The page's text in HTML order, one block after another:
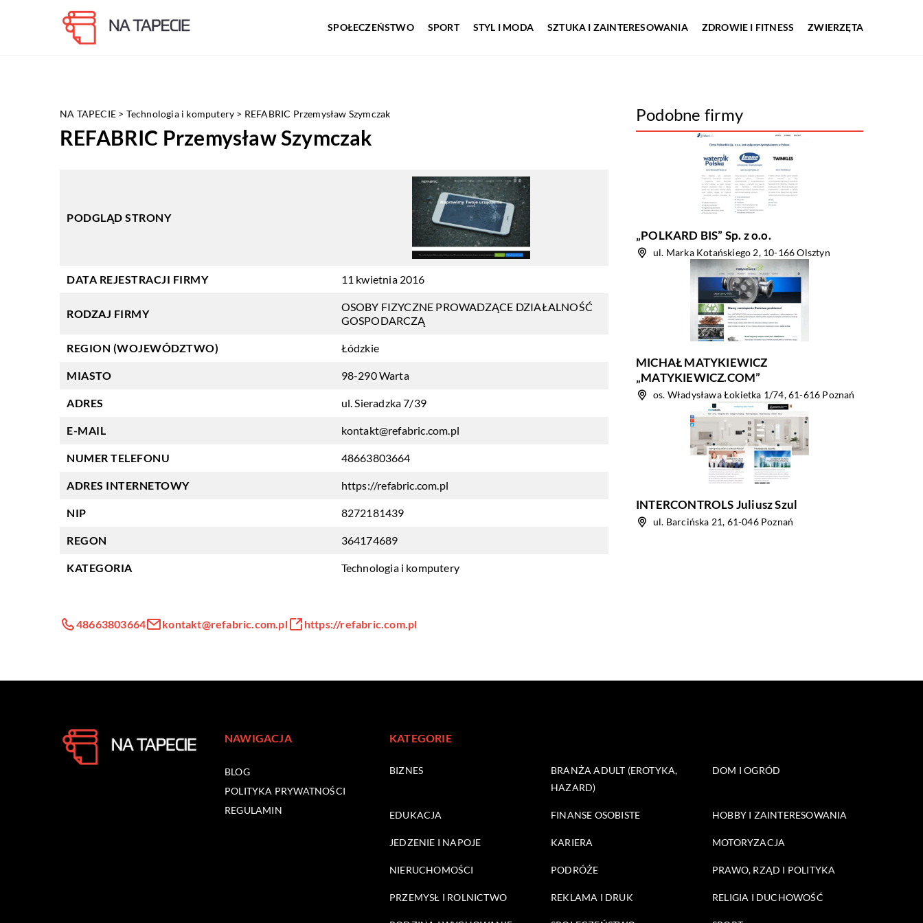
SPOŁECZEŃSTWO SPORT STYL I MODA SZTUKA I ZAINTERESOWANIA ZDROWIE I FITNESS ZWIERZĘTA
NA TAPECIE > Technologia i komputery > REFABRIC Przemysław Szymczak
REFABRIC Przemysław Szymczak
PODGLĄD STRONY
DATA REJESTRACJI FIRMY 11 kwietnia 2016
RODZAJ FIRMY
OSOBY FIZYCZNE PROWADZĄCE DZIAŁALNOŚĆ
GOSPODARCZĄ
REGION (WOJEWÓDZTWO) Łódzkie
MIASTO 98-290 Warta
ADRES ul. Sieradzka 7/39
E-MAIL kontakt@refabric.com.pl
NUMER TELEFONU 48663803664
ADRES INTERNETOWY https://refabric.com.pl
NIP 8272181439
REGON 364174689
KATEGORIA Technologia i komputery
Podobne firmy
„POLKARD BIS” Sp. z o.o.
ul. Marka Kotańskiego 2, 10-166 Olsztyn
MICHAŁ MATYKIEWICZ
„MATYKIEWICZ.COM”
os. Władysława Łokietka 1/74, 61-616 Poznań
INTERCONTROLS Juliusz Szul
ul. Barcińska 21, 61-046 Poznań
48663803664 kontakt@refabric.com.pl https://refabric.com.pl
NAWIGACJA
BLOG
POLITYKA PRYWATNOŚCI
REGULAMIN
KATEGORIE
BIZNES
BRANŻA ADULT (EROTYKA,
HAZARD)
DOM I OGRÓD
EDUKACJA FINANSE OSOBISTE HOBBY I ZAINTERESOWANIA
JEDZENIE I NAPOJE KARIERA MOTORYZACJA
NIERUCHOMOŚCI PODRÓŻE PRAWO, RZĄD I POLITYKA
PRZEMYSŁ I ROLNICTWO REKLAMA I DRUK RELIGIA I DUCHOWOŚĆ